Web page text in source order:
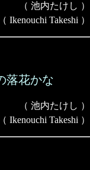
（ 池内たけし ）
（ Ikenouchi Takeshi ）
落花かな
（ 池内たけし ）
（ Ikenouchi Takeshi ）